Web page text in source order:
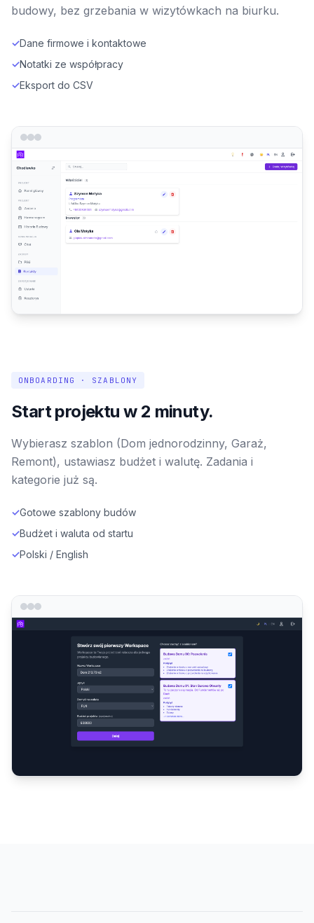
budowy, bez grzebania w wizytówkach na biurku.
✓Dane firmowe i kontaktowe
✓Notatki ze współpracy
✓Eksport do CSV
ONBOARDING · SZABLONY
Start projektu w 2 minuty.
Wybierasz szablon (Dom jednorodzinny, Garaż,
Remont), ustawiasz budżet i walutę. Zadania i
kategorie już są.
✓Gotowe szablony budów
✓Budżet i waluta od startu
✓Polski / English